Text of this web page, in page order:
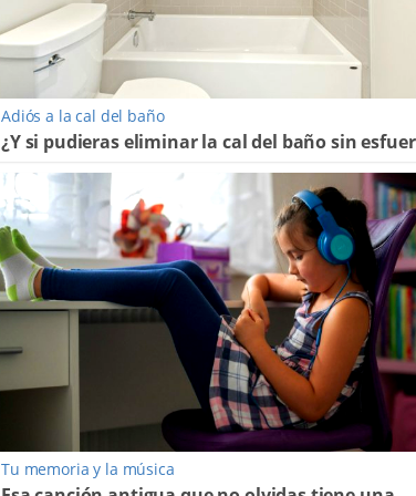
Adiós a la cal del baño
¿Y si pudieras eliminar la cal del baño sin
Tu memoria y la música